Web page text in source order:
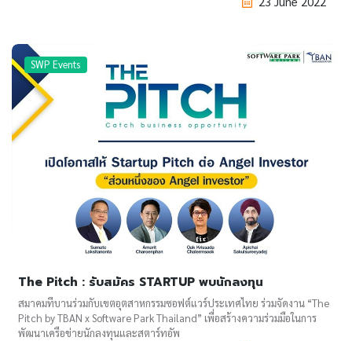
SWP Events
The Pitch : รับสมัคร STARTUP พบนักลงทุน
สมาคมทีบานร่วมกับเขตอุตสาหกรรมซอฟต์แวร์ประเทศไทย ร่วมจัดงาน “The
Pitch by TBAN x Software Park Thailand” เพื่อสร้างความร่วมมือในการ
พัฒนาเครือข่ายนักลงทุนและสตาร์ทอัพ